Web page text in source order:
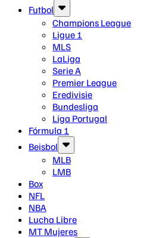
Futbol
Champions League
Ligue 1
MLS
LaLiga
Serie A
Premier League
Eredivisie
Bundesliga
Liga Portugal
Fórmula 1
Beisbol
MLB
LMB
Box
NFL
NBA
Lucha Libre
MT Mujeres